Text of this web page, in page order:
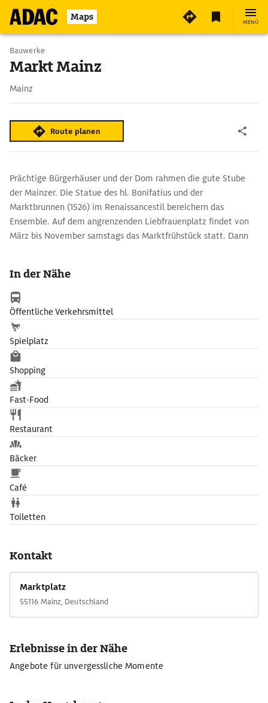
Maps MENÜ
Bauwerke
Markt Mainz
Mainz
Route planen
Prächtige Bürgerhäuser und der Dom rahmen die gute Stube
der Mainzer. Die Statue des hl. Bonifatius und der
Marktbrunnen (1526) im Renaissancestil bereichern das
Ensemble. Auf dem angrenzenden Liebfrauenplatz findet von
März bis November samstags das Marktfrühstück statt. Dann
In der Nähe
Öffentliche Verkehrsmittel
Spielplatz
Shopping
Fast-Food
Restaurant
Bäcker
Café
Toiletten
Kontakt
Marktplatz
55116 Mainz, Deutschland
Erlebnisse in der Nähe
Angebote für unvergessliche Momente